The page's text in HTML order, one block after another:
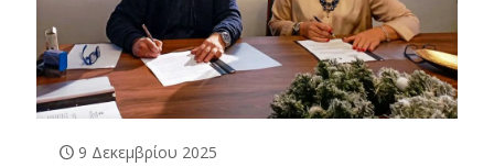
9 Δεκεμβρίου 2025